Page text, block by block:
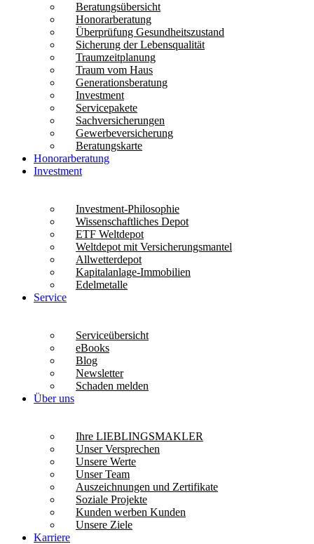
Beratungsübersicht
Honorarberatung
Überprüfung Gesundheitszustand
Sicherung der Lebensqualität
Traumzeitplanung
Traum vom Haus
Generationsberatung
Investment
Servicepakete
Sachversicherungen
Gewerbeversicherung
Beratungskarte
Honorarberatung
Investment
Investment-Philosophie
Wissenschaftliches Depot
ETF Weltdepot
Weltdepot mit Versicherungsmantel
Allwetterdepot
Kapitalanlage-Immobilien
Edelmetalle
Service
Serviceübersicht
eBooks
Blog
Newsletter
Schaden melden
Über uns
Ihre LIEBLINGSMAKLER
Unser Versprechen
Unsere Werte
Unser Team
Auszeichnungen und Zertifikate
Soziale Projekte
Kunden werben Kunden
Unsere Ziele
Karriere